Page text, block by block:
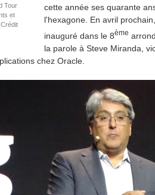
Tour
et
cette année ses quarante
l'hexagone. En avril
inauguré dans le 8ème
la parole à Steve Miranda,
chez Oracle.